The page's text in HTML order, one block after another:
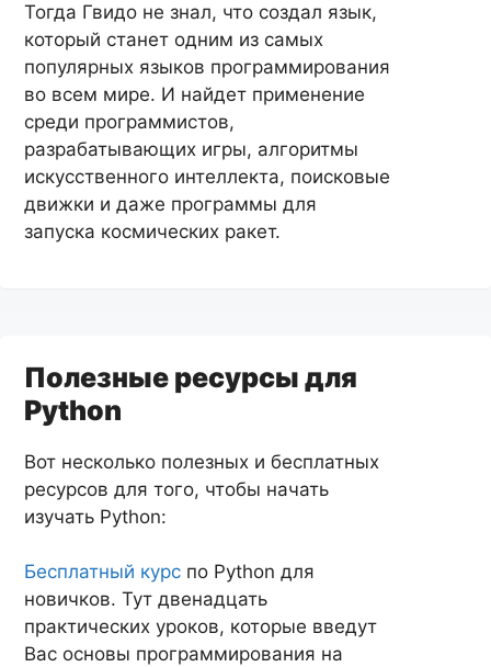
Тогда Гвидо не знал, что создал язык,
который станет одним из самых
популярных языков программирования
во всем мире. И найдет применение
среди программистов,
разрабатывающих игры, алгоритмы
искусственного интеллекта, поисковые
движки и даже программы для
запуска космических ракет.
Полезные ресурсы для
Python
Вот несколько полезных и бесплатных
ресурсов для того, чтобы начать
изучать Python:
Бесплатный курс по Python для
новичков. Тут двенадцать
практических уроков, которые введут
Вас основы программирования на